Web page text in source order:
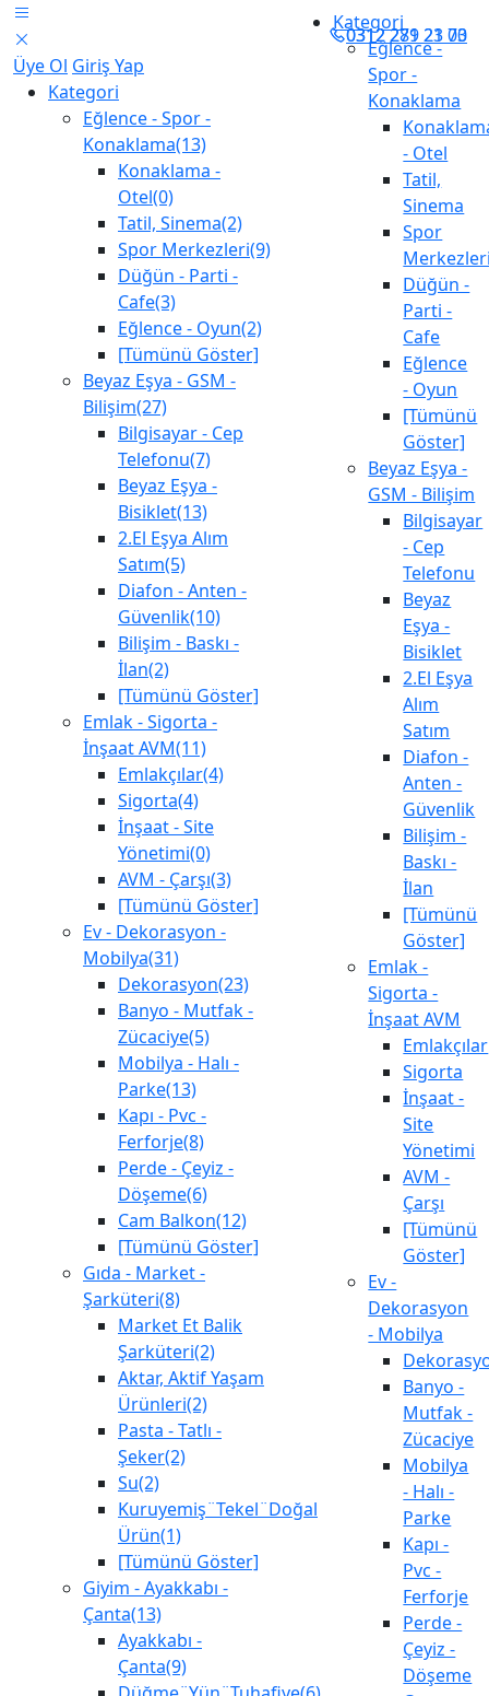
Üye Ol Giriş Yap
Kategori
Eğlence - Spor -
Konaklama(13)
Konaklama -
Otel(0)
Tatil, Sinema(2)
Spor Merkezleri(9)
Düğün - Parti -
Cafe(3)
Eğlence - Oyun(2)
[Tümünü Göster]
Beyaz Eşya - GSM -
Bilişim(27)
Bilgisayar - Cep
Telefonu(7)
Beyaz Eşya -
Bisiklet(13)
2.El Eşya Alım
Satım(5)
Diafon - Anten -
Güvenlik(10)
Bilişim - Baskı -
İlan(2)
[Tümünü Göster]
Emlak - Sigorta -
İnşaat AVM(11)
Emlakçılar(4)
Sigorta(4)
İnşaat - Site
Yönetimi(0)
AVM - Çarşı(3)
[Tümünü Göster]
Ev - Dekorasyon -
Mobilya(31)
Dekorasyon(23)
Banyo - Mutfak -
Zücaciye(5)
Mobilya - Halı -
Parke(13)
Kapı - Pvc -
Ferforje(8)
Perde - Çeyiz -
Döşeme(6)
Cam Balkon(12)
[Tümünü Göster]
Gıda - Market -
Şarküteri(8)
Market Et Balik
Şarküteri(2)
Aktar, Aktif Yaşam
Ürünleri(2)
Pasta - Tatlı -
Şeker(2)
Su(2)
Kuruyemiş¨Tekel¨Doğal
Ürün(1)
[Tümünü Göster]
Giyim - Ayakkabı -
Çanta(13)
Ayakkabı -
Çanta(9)
Kategori
Eğlence -
Spor -
Konaklama
- Otel
Tatil,
Sinema
Spor
Düğün -
Parti -
Cafe
Eğlence
- Oyun
[Tümünü
Göster]
Beyaz Eşya -
GSM - Bilişim
Bilgisayar
- Cep
Telefonu
Beyaz
Eşya -
Bisiklet
2.El Eşya
Alım
Satım
Diafon -
Anten -
Güvenlik
Bilişim -
Baskı -
İlan
[Tümünü
Göster]
Emlak -
Sigorta -
İnşaat AVM
Emlakçılar
Sigorta
İnşaat -
Site
Yönetimi
AVM -
Çarşı
[Tümünü
Göster]
Ev -
Dekorasyon
- Mobilya
Banyo -
Mutfak -
Zücaciye
Mobilya
- Halı -
Parke
Kapı -
Pvc -
Ferforje
Perde -
Çeyiz -
Döşeme
0312 281 23 73
0312 279 21 00